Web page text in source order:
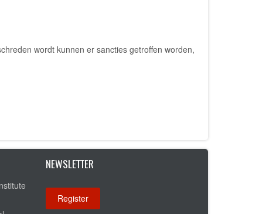
wordt kunnen er sancties getroffen worden,
NEWSLETTER